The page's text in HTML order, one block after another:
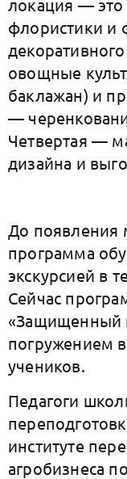
локация —
флористики и
овощные
баклажан) и
—
Четвертая —
дизайна и
До появления
программа
экскурсией в
Сейчас
«Защищенный
погружением
учеников.
Педагоги
институте
агробизнеса